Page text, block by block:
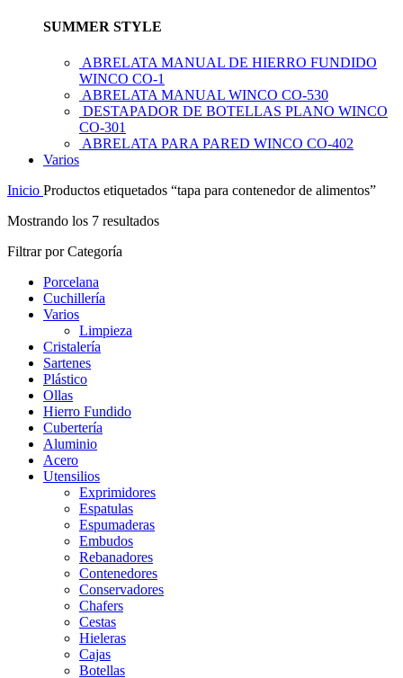
SUMMER STYLE
ABRELATA MANUAL DE HIERRO FUNDIDO
WINCO CO-1
ABRELATA MANUAL WINCO CO-530
DESTAPADOR DE BOTELLAS PLANO WINCO
CO-301
ABRELATA PARA PARED WINCO CO-402
Varios
Inicio Productos etiquetados “tapa para contenedor de alimentos”
Mostrando los 7 resultados
Filtrar por Categoría
Porcelana
Cuchillería
Varios
Limpieza
Cristalería
Sartenes
Plástico
Ollas
Hierro Fundido
Cubertería
Aluminio
Acero
Utensilios
Exprimidores
Espatulas
Espumaderas
Embudos
Rebanadores
Contenedores
Conservadores
Chafers
Cestas
Hieleras
Cajas
Botellas